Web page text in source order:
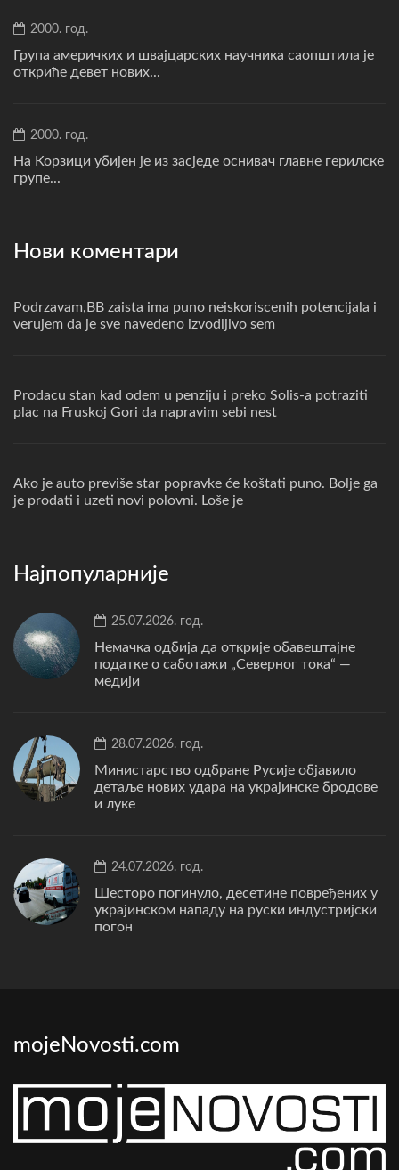
2000. год.
Група америчких и швајцарских научника саопштила је
откриће девет нових...
2000. год.
На Корзици убијен је из засједе оснивач главне герилске
групе...
Нови коментари
Podrzavam,BB zaista ima puno neiskoriscenih potencijala i
verujem da je sve navedeno izvodljivo sem
Prodacu stan kad odem u penziju i preko Solis-a potraziti
plac na Fruskoj Gori da napravim sebi nest
Ako je auto previše star popravke će koštati puno. Bolje ga
je prodati i uzeti novi polovni. Loše je
Најпопуларније
25.07.2026. год.
Немачка одбија да открије обавештајне
податке о саботажи „Северног тока“ —
медији
28.07.2026. год.
Министарство одбране Русије објавило
детаље нових удара на украјинске бродове
и луке
24.07.2026. год.
Шесторо погинуло, десетине повређених у
украјинском нападу на руски индустријски
погон
mojeNovosti.com